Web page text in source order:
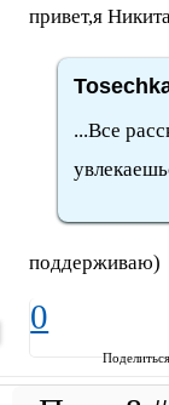
привет,я
...Все
поддерживаю)
0